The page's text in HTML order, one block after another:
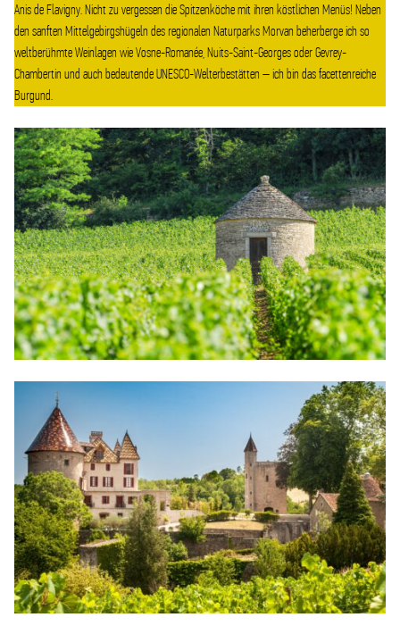
Anis de Flavigny. Nicht zu vergessen die Spitzenköche mit ihren köstlichen Menüs! Neben
den sanften Mittelgebirgshügeln des regionalen Naturparks Morvan beherberge ich so
weltberühmte Weinlagen wie Vosne-Romanée, Nuits-Saint-Georges oder Gevrey-
Chambertin und auch bedeutende UNESCO-Welterbestätten – ich bin das facettenreiche
Burgund.
©Alain Doire/BFC Tourisme